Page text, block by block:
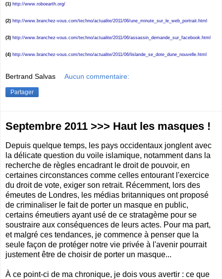
(1) http://www.roboearth.org/
(2) http://www.branchez-vous.com/techno/actualite/2011/06/une_minute_sur_le_web_portrait.html
(3) http://www.branchez-vous.com/techno/actualite/2011/06/assassin_demande_sur_facebook.html
(4) http://www.branchez-vous.com/techno/actualite/2011/06/lislande_se_dote_dune_nouvelle.html
Bertrand Salvas Aucun commentaire:
Partager
Septembre 2011 >>> Haut les masques !
Depuis quelque temps, les pays occidentaux jonglent avec
la délicate question du voile islamique, notamment dans la
recherche de règles encadrant le droit de pouvoir, en
certaines circonstances comme celles entourant l'exercice
du droit de vote, exiger son retrait. Récemment, lors des
émeutes de Londres, les médias britanniques ont proposé
de criminaliser le fait de porter un masque en public,
certains émeutiers ayant usé de ce stratagème pour se
soustraire aux conséquences de leurs actes. Pour ma part,
et malgré ces tendances, je commence à penser que la
seule façon de protéger notre vie privée à l'avenir pourrait
justement être de choisir de porter un masque...
À ce point-ci de ma chronique, je dois vous avertir : ce que